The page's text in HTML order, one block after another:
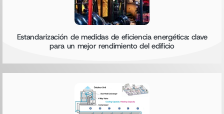
Estandarización de medidas de eficiencia energética: clave
para un mejor rendimiento del edificio